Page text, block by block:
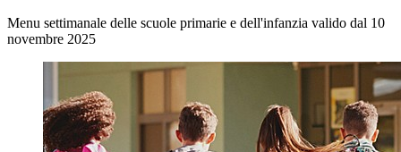
Menu settimanale delle scuole primarie e dell'infanzia valido dal 10
novembre 2025